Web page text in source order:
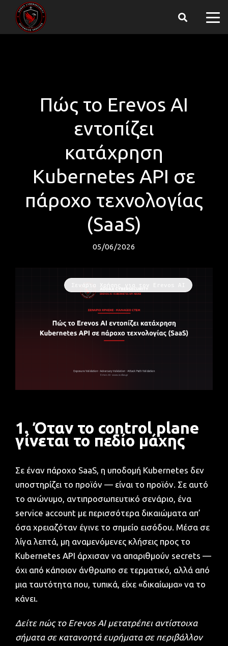
Πώς το Erevos AI
εντοπίζει
κατάχρηση
Kubernetes API σε
πάροχο τεχνολογίας
(SaaS)
05/06/2026
Σενάρια Χρήσης για τον Erevos AI
1. Όταν το control plane
γίνεται το πεδίο μάχης
Σε έναν πάροχο SaaS, η υποδομή Kubernetes δεν
υποστηρίζει το προϊόν — είναι το προϊόν. Σε αυτό
το ανώνυμο, αντιπροσωπευτικό σενάριο, ένα
service account με περισσότερα δικαιώματα απ’
όσα χρειαζόταν έγινε το σημείο εισόδου. Μέσα σε
λίγα λεπτά, μη αναμενόμενες κλήσεις προς το
Kubernetes API άρχισαν να απαριθμούν secrets —
όχι από κάποιον άνθρωπο σε τερματικό, αλλά από
μια ταυτότητα που, τυπικά, είχε «δικαίωμα» να το
κάνει.
Δείτε πώς το Erevos AIμετατρέπει αντίστοιχα
σήματα σε κατανοητά ευρήματα σε περιβάλλον